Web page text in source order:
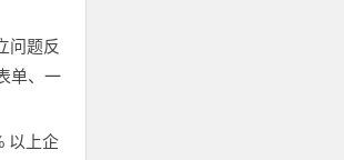
问题反
单、一
以上企